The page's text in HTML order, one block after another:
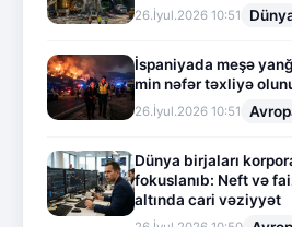
26.İyul.2026 10:51
İspaniyada meşə
min nəfər təxliyə
26.İyul.2026 10:51
Dünya birjaları
fokuslanıb: Neft və
altında cari vəziyyət